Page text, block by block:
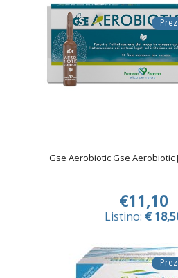
Gse Aerobiotic Gse Aerobiotic
€11,10
Listino: €